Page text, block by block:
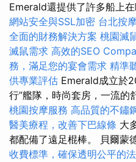
Emerald還提供了許多船上
網站安全與SSL加密 台北按
全面的財務解決方案 桃園滅
滅鼠需求 高效的SEO
務，滿足您的宴會需求 精準
供專業評估 Emerald成立於
行”艦隊，時尚套房，一流的
桃園按摩服務 高品質的不鏽
醫美療程，改善下巴線條 大
都配備了遠足棍棒。 貝爾蒙
收費標準，確保透明公平的